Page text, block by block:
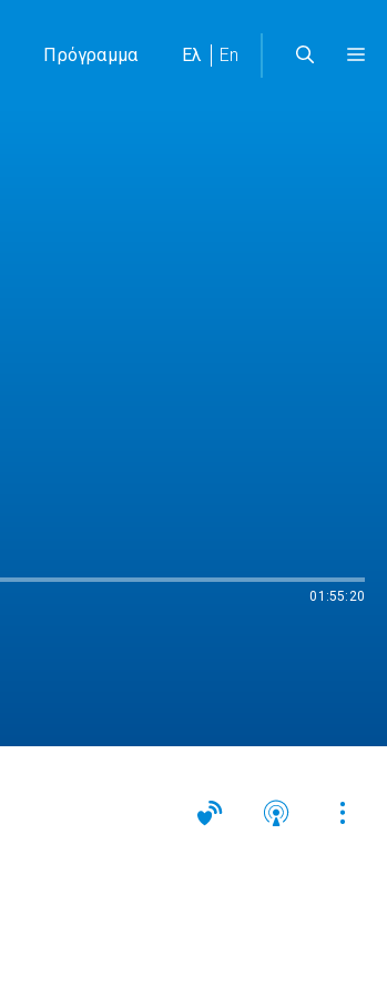
Πρόγραμμα Ελ En
01:55:20